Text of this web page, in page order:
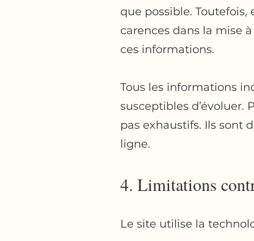
que possible.
carences dans la mise
ces informations.
Tous les informations
susceptibles d’évoluer.
pas exhaustifs. Ils sont
ligne.
4. Limitations
Le site utilise la